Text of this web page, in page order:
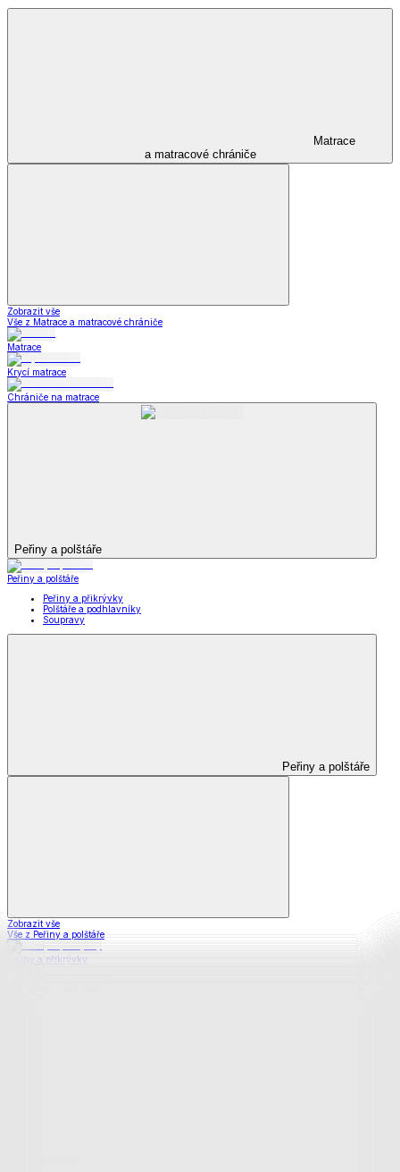
Matrace
a matracové chrániče
Zobrazit vše
Vše z Matrace a matracové chrániče
Matrace
Krycí matrace
Chrániče na matrace
Peřiny a polštáře
Peřiny a polštáře
Peřiny a přikrývky
Polštáře a podhlavníky
Soupravy
Peřiny a polštáře
Zobrazit vše
Vše z Peřiny a polštáře
Peřiny a přikrývky